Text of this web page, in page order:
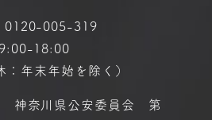
0120-005-319
9:00-18:00
：年末年始を除く）
神奈川県公安委員会 第